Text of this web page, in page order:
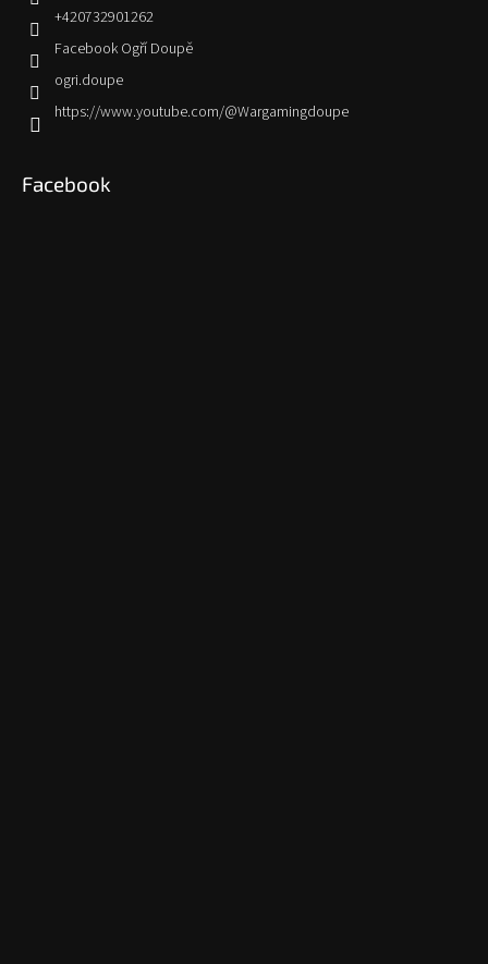
+420732901262
Facebook Ogří Doupě
ogri.doupe
https://www.youtube.com/@Wargamingdoupe
Facebook